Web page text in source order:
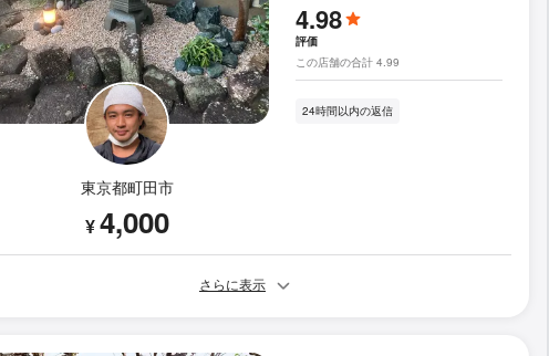
東京都町田市
¥4,000
4.98
評価
この店舗の合計 4.99
24時間以内の返信
さらに表示